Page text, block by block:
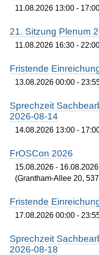
11.08.2026 13:00 -
21. Sitzung Plenum
11.08.2026 16:30 -
Fristende
13.08.2026 00:00 -
Sprechzeit
2026-08-14
14.08.2026 13:00 -
FrOSCon 2026
15.08.2026 - 16.08.2026
(Grantham-Allee 20,
Fristende
17.08.2026 00:00 -
Sprechzeit
2026-08-18